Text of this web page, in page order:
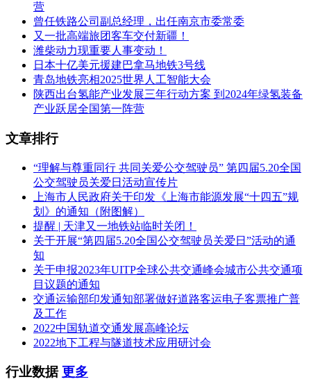
营
曾任铁路公司副总经理，出任南京市委常委
又一批高端旅团客车交付新疆！
潍柴动力现重要人事变动！
日本十亿美元援建巴拿马地铁3号线
青岛地铁亮相2025世界人工智能大会
陕西出台氢能产业发展三年行动方案 到2024年绿氢装备
产业跃居全国第一阵营
文章排行
“理解与尊重同行 共同关爱公交驾驶员” 第四届5.20全国
公交驾驶员关爱日活动宣传片
上海市人民政府关于印发《上海市能源发展“十四五”规
划》的通知（附图解）
提醒 | 天津又一地铁站临时关闭！
关于开展“第四届5.20全国公交驾驶员关爱日”活动的通
知
关于申报2023年UITP全球公共交通峰会城市公共交通项
目议题的通知
交通运输部印发通知部署做好道路客运电子客票推广普
及工作
2022中国轨道交通发展高峰论坛
2022地下工程与隧道技术应用研讨会
行业数据更多